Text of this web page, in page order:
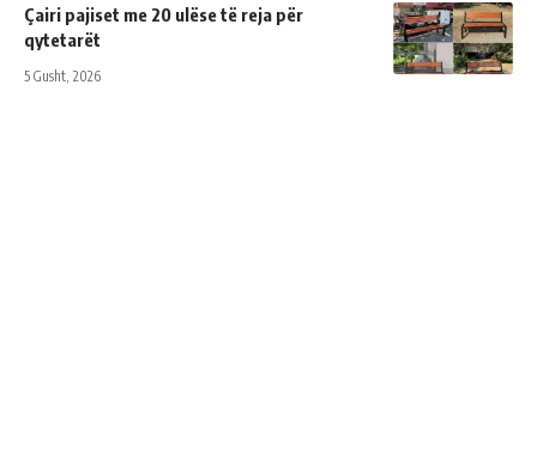
Çairi pajiset me 20 ulëse të reja për
qytetarët
5 Gusht, 2026